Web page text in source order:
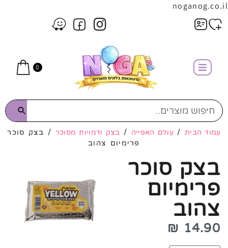
noganog.co.il
0
עמוד הבית / עולם האפייה / בצק ודמויות מסוכר / בצק סוכר
פרימיום צהוב
בצק סוכר
פרימיום
צהוב
14.90
₪